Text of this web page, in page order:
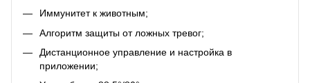
Иммунитет к животным;
Алгоритм защиты от ложных тревог;
Дистанционное управление и настройка в
приложении;